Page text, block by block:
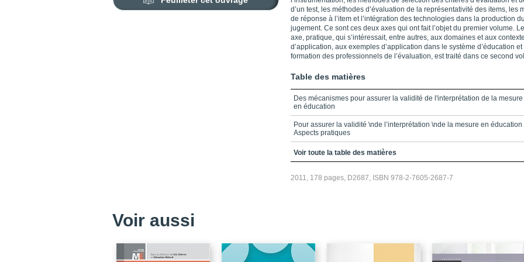
d’un test, les méthodes d’évaluation de la représentativité des items, les
de réponse à l’item et l’intégration des technologies dans la production du
jugement. Ce sont ces deux axes qui ont fait l’objet du premier volume.
axe, pratique, qui s’intéressait, entre autres, aux domaines et aux
d’application, aux exemples d’application dans le système d’éducation et
formation des professionnels de l’évaluation, est traité dans ce second
Table des matières
Des mécanismes pour assurer la validité de l'interprétation de la mesure
en éducation
Pour assurer la validité \nde l’interprétation \nde la mesure en éducation
Aspects pratiques
Partie 1 / L’évaluation \ndes apprentissages et les pratiques
Chapitre 1 / La validité du diagnostic issu \nd’un mariage entre didactique
Chapitre 4 / Validité des situations \nde compétence
Voir toute la table des matières
2011, 178 pages, D2687, ISBN 978-2-7605-2687-7
Voir aussi